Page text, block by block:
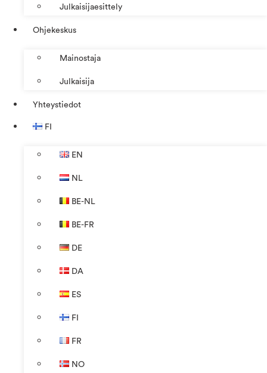
Julkaisijaesittely
Ohjekeskus
Mainostaja
Julkaisija
Yhteystiedot
FI
EN
NL
BE-NL
BE-FR
DE
DA
ES
FI
FR
NO